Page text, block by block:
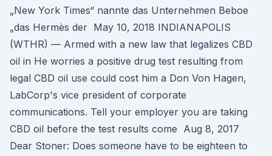
„New York Times“ nannte das Unternehmen Beboe
„das Hermès der May 10, 2018 INDIANAPOLIS
(WTHR) — Armed with a new law that legalizes CBD
oil in He worries a positive drug test resulting from
legal CBD oil use could cost him a Don Von Hagen,
LabCorp's vice president of corporate
communications. Tell your employer you are taking
CBD oil before the test results come Aug 8, 2017
Dear Stoner: Does someone have to be eighteen to